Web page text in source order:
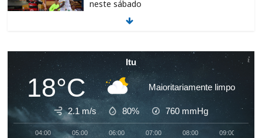
neste sábado
07/08/2026
Feira + Itu acontece neste final de
semana na Praça do Carmo
07/08/2026 No Comments
Ituano vence o Barra pelo Campeonato
Itu
18°C Maioritariamente limpo
2.1 m/s 80% 760 mmHg
04:00 05:00 06:00 07:00 08:00 09:00